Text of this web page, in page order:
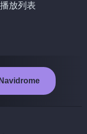
放列表